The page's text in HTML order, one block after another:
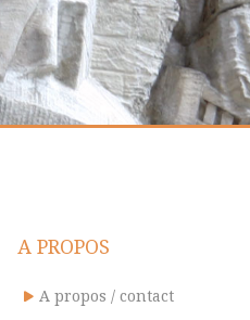
A PROPOS
A propos / contact